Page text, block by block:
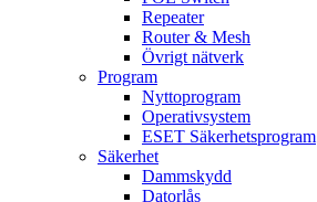
Repeater
Router & Mesh
Övrigt nätverk
Program
Nyttoprogram
Operativsystem
ESET Säkerhetsprogram
Säkerhet
Dammskydd
Datorlås